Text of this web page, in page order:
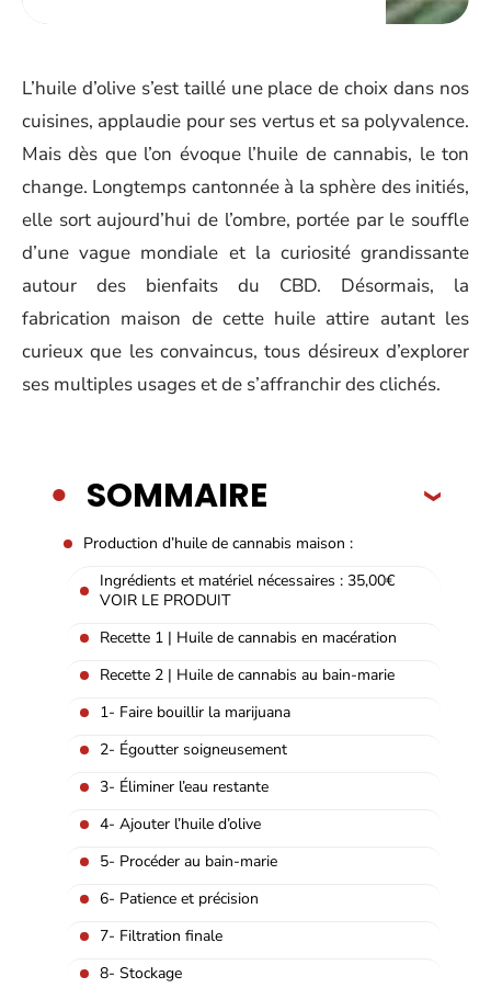
L’huile d’olive s’est taillé une place de choix dans nos
cuisines, applaudie pour ses vertus et sa polyvalence.
Mais dès que l’on évoque l’huile de cannabis, le ton
change. Longtemps cantonnée à la sphère des initiés,
elle sort aujourd’hui de l’ombre, portée par le souffle
d’une vague mondiale et la curiosité grandissante
autour des bienfaits du CBD. Désormais, la
fabrication maison de cette huile attire autant les
curieux que les convaincus, tous désireux d’explorer
ses multiples usages et de s’affranchir des clichés.
SOMMAIRE
Production d’huile de cannabis maison :
Ingrédients et matériel nécessaires : 35,00€
VOIR LE PRODUIT
Recette 1 | Huile de cannabis en macération
Recette 2 | Huile de cannabis au bain-marie
1- Faire bouillir la marijuana
2- Égoutter soigneusement
3- Éliminer l’eau restante
4- Ajouter l’huile d’olive
5- Procéder au bain-marie
6- Patience et précision
7- Filtration finale
8- Stockage